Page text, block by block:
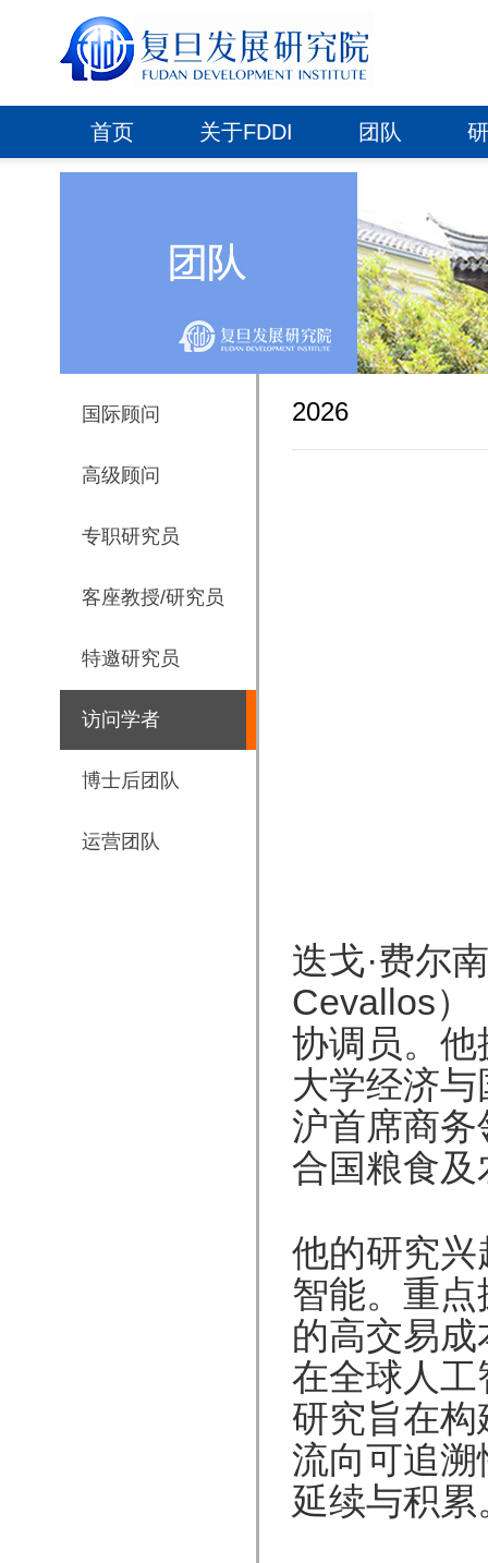
首页 关于FDDI 团队
国际顾问
高级顾问
专职研究员
客座教授/研究员
特邀研究员
访问学者
博士后团队
运营团队
2026
迭戈·费尔
Cevallos）
协调员。
大学经济
沪首席商
合国粮食
他的研究
智能。重
的高交易
在全球人
研究旨在
流向可追
延续与积累